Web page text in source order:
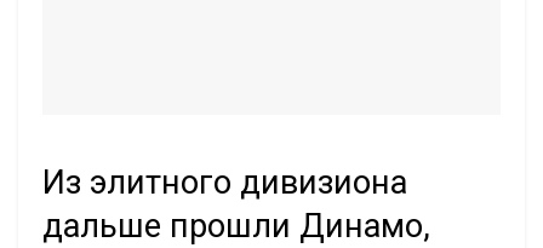
Из элитного дивизиона
дальше прошли Динамо,